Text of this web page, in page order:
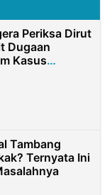
Periksa Dirut
Dugaan
Kasus
Rp2,58
Tambang
Ternyata Ini